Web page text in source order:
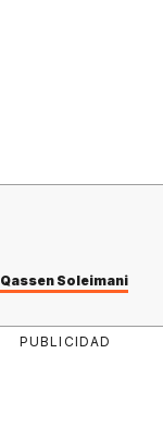
Qassen Soleimani
PUBLICIDAD